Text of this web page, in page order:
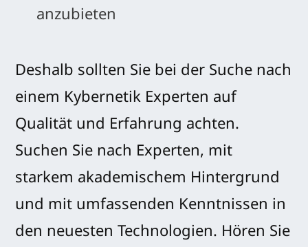
anzubieten
Deshalb sollten Sie bei der Suche nach
einem Kybernetik Experten auf
Qualität und Erfahrung achten.
Suchen Sie nach Experten, mit
starkem akademischem Hintergrund
und mit umfassenden Kenntnissen in
den neuesten Technologien. Hören Sie